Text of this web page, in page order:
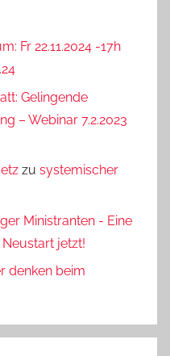
Fr 22.11.2024 -17h
Gelingende
– Webinar 7.2.2023
zu systemischer
Ministranten - Eine
jetzt!
denken beim